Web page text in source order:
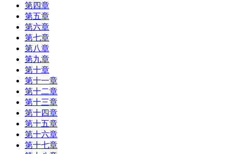
第四章
第五章
第六章
第七章
第八章
第九章
第十章
第十一章
第十二章
第十三章
第十四章
第十五章
第十六章
第十七章